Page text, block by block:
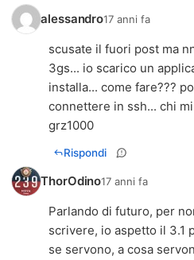
alessandro17 anni fa
scusate il fuori post ma
3gs... io scarico un
installa... come fare???
connettere in ssh... chi
grz1000
Rispondi
ThorOdino17 anni fa
Parlando di futuro, per
scrivere, io aspetto il 3.1
se servono, a cosa